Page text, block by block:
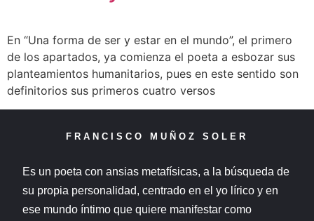
En “Una forma de ser y estar en el mundo”, el primero
de los apartados, ya comienza el poeta a esbozar sus
planteamientos humanitarios, pues en este sentido son
definitorios sus primeros cuatro versos
FRANCISCO MUÑOZ SOLER
Es un poeta con ansias metafísicas, a la búsqueda de
su propia personalidad, centrado en el yo lírico y en
ese mundo íntimo que quiere manifestar como